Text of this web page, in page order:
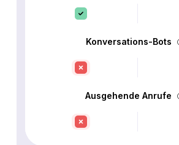
Konversations-Bots
Ausgehende Anrufe